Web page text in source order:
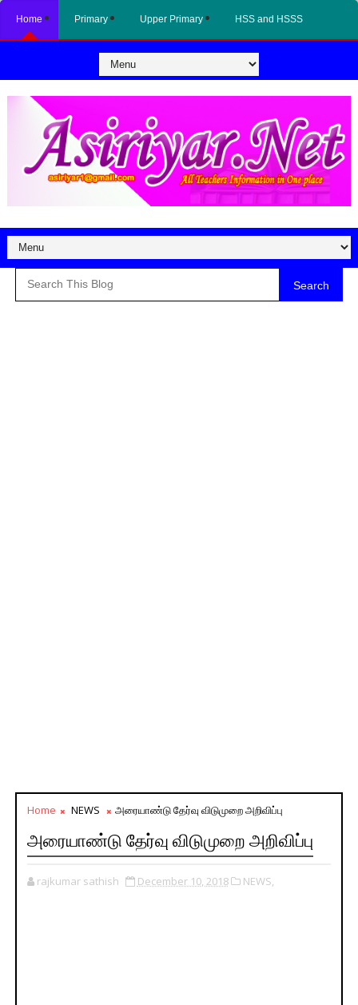
Home Primary Upper Primary HSS and HSSS
Search
Home NEWS அரையாண்டு தேர்வு விடுமுறை அறிவிப்பு
அரையாண்டு தேர்வு விடுமுறை அறிவிப்பு
rajkumar sathish December 10, 2018 NEWS,